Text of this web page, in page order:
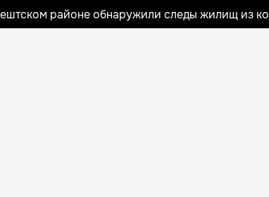
районе обнаружили следы жилищ из